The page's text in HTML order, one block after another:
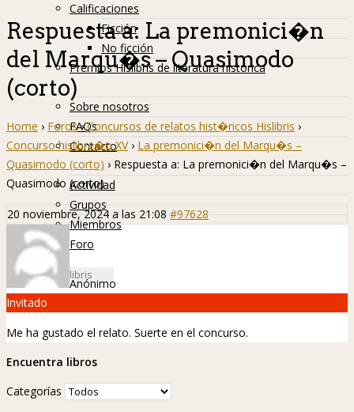
Calificaciones
Ficción
No ficción
Premios Hislibris de literatura histórica
Info
Sobre nosotros
FAQs
Contacto
Hislibreños
Actividad
Grupos
Miembros
Foro
Respuesta a: La premonici�n
del Marqu�s – Quasimodo
(corto)
Home › Foros › Concursos de relatos hist�ricos Hislibris ›
Concurso hislibre�o XV › La premonici�n del Marqu�s –
Quasimodo (corto) › Respuesta a: La premonici�n del Marqu�s –
Quasimodo (corto)
20 noviembre, 2024 a las 21:08 #97628
Anónimo
Invitado
Me ha gustado el relato. Suerte en el concurso.
Encuentra libros
Categorías